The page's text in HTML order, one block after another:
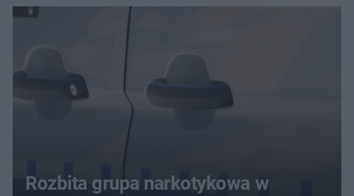
Rozbita grupa narkotykowa w